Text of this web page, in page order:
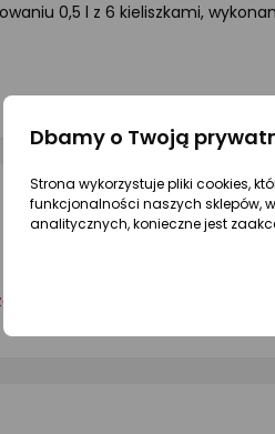
0,5 l z 6 kieliszkami,
Dbamy o Twoją
Strona wykorzystuje pliki cookies,
funkcjonalności naszych sklepów,
analitycznych, konieczne jest